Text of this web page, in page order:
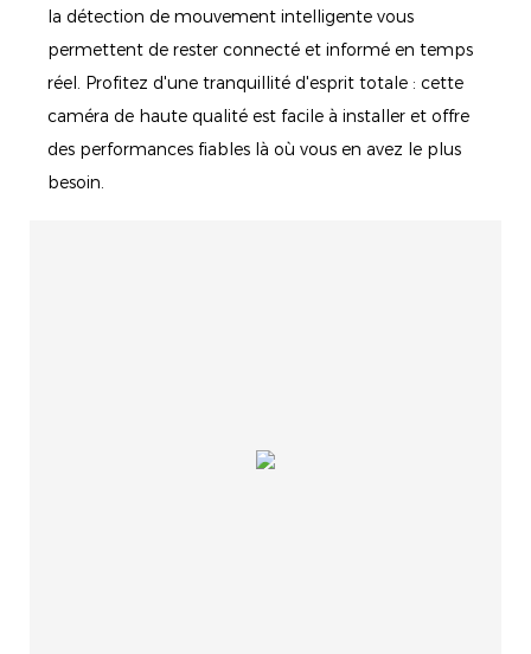
la détection de mouvement intelligente vous
permettent de rester connecté et informé en temps
réel. Profitez d'une tranquillité d'esprit totale : cette
caméra de haute qualité est facile à installer et offre
des performances fiables là où vous en avez le plus
besoin.